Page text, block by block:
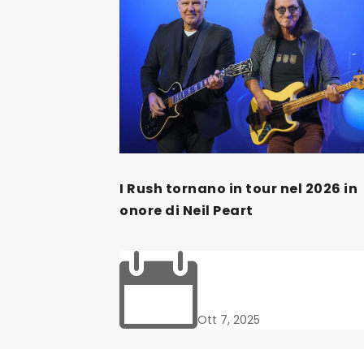
I Rush tornano in tour nel 2026 in
onore di Neil Peart
Ott 7, 2025